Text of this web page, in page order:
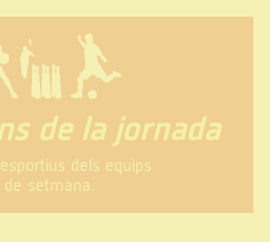
de la jornada
dels equips
setmana.